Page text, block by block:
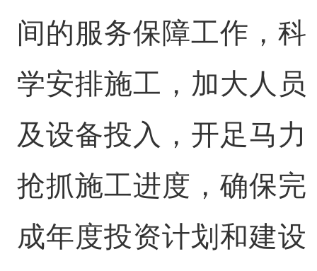
间的服务保障工作，科
学安排施工，加大人员
及设备投入，开足马力
抢抓施工进度，确保完
成年度投资计划和建设